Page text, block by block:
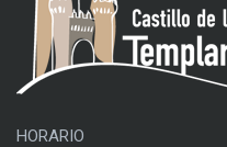
HORARIO